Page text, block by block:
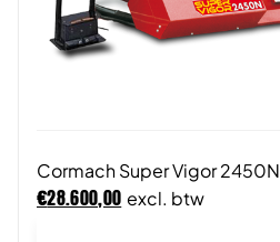
Cormach Super Vigor 2450N
€28.600,00 excl. btw